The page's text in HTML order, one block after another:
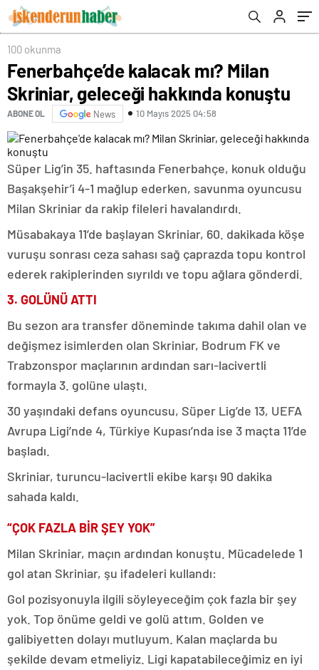
100 okunma
Fenerbahçe’de kalacak mı? Milan
Skriniar, geleceği hakkında konuştu
ABONE OL News 10 Mayıs 2025 04:58
Süper Lig’in 35. haftasında Fenerbahçe, konuk olduğu
Başakşehir’i 4-1 mağlup ederken, savunma oyuncusu
Milan Skriniar da rakip fileleri havalandırdı.
Müsabakaya 11’de başlayan Skriniar, 60. dakikada köşe
vuruşu sonrası ceza sahası sağ çaprazda topu kontrol
ederek rakiplerinden sıyrıldı ve topu ağlara gönderdi.
3. GOLÜNÜ ATTI
Bu sezon ara transfer döneminde takıma dahil olan ve
değişmez isimlerden olan Skriniar, Bodrum FK ve
Trabzonspor maçlarının ardından sarı-lacivertli
formayla 3. golüne ulaştı.
30 yaşındaki defans oyuncusu, Süper Lig’de 13, UEFA
Avrupa Ligi’nde 4, Türkiye Kupası’nda ise 3 maçta 11’de
başladı.
Skriniar, turuncu-lacivertli ekibe karşı 90 dakika
sahada kaldı.
“ÇOK FAZLA BİR ŞEY YOK”
Milan Skriniar, maçın ardından konuştu. Mücadelede 1
gol atan Skriniar, şu ifadeleri kullandı:
Gol pozisyonuyla ilgili söyleyeceğim çok fazla bir şey
yok. Top önüme geldi ve golü attım. Golden ve
galibiyetten dolayı mutluyum. Kalan maçlarda bu
şekilde devam etmeliyiz. Ligi kapatabileceğimiz en iyi